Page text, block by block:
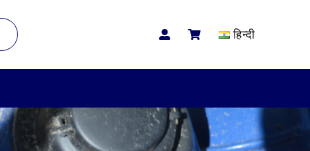
हिन्दी